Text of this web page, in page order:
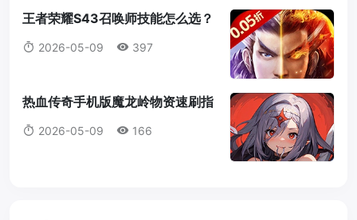
王者荣耀S43召唤师技能怎么选？
别再无脑闪现了，新技能汇流为兵
这样带！
2026-05-09 397
热血传奇手机版魔龙岭物资速刷指
南（跨服活动52级开启）
2026-05-09 166